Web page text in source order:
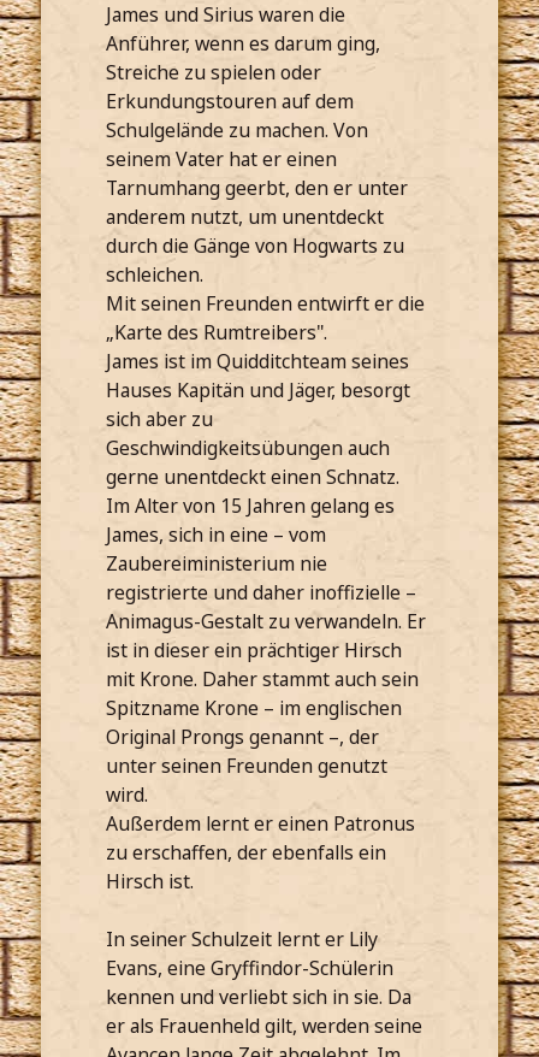
James und Sirius waren die
Anführer, wenn es darum ging,
Streiche zu spielen oder
Erkundungstouren auf dem
Schulgelände zu machen. Von
seinem Vater hat er einen
Tarnumhang geerbt, den er unter
anderem nutzt, um unentdeckt
durch die Gänge von Hogwarts zu
schleichen.
Mit seinen Freunden entwirft er die
„Karte des Rumtreibers".
James ist im Quidditchteam seines
Hauses Kapitän und Jäger, besorgt
sich aber zu
Geschwindigkeitsübungen auch
gerne unentdeckt einen Schnatz.
Im Alter von 15 Jahren gelang es
James, sich in eine – vom
Zaubereiministerium nie
registrierte und daher inoffizielle –
Animagus-Gestalt zu verwandeln. Er
ist in dieser ein prächtiger Hirsch
mit Krone. Daher stammt auch sein
Spitzname Krone – im englischen
Original Prongs genannt –, der
unter seinen Freunden genutzt
wird.
Außerdem lernt er einen Patronus
zu erschaffen, der ebenfalls ein
Hirsch ist.
In seiner Schulzeit lernt er Lily
Evans, eine Gryffindor-Schülerin
kennen und verliebt sich in sie. Da
er als Frauenheld gilt, werden seine